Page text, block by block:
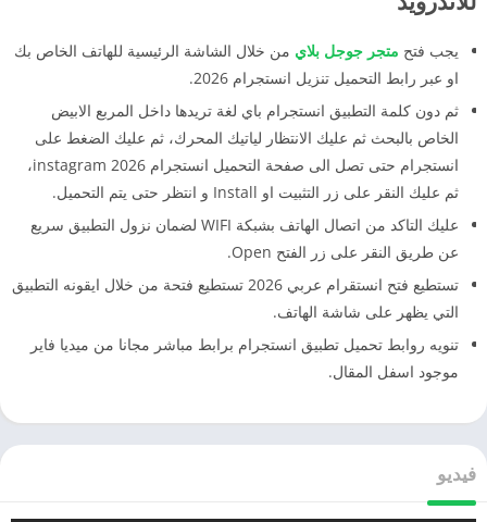
يجب فتح متجر جوجل بلاي من خلال الشاشة الرئيسية للهاتف الخاص بك
او عبر رابط التحميل تنزيل انستجرام 2026.
ثم دون كلمة التطبيق انستجرام باي لغة تريدها داخل المربع الابيض
الخاص بالبحث ثم عليك الانتظار لياتيك المحرك، ثم عليك الضغط على
انستجرام حتى تصل الى صفحة التحميل انستجرام instagram 2026،
ثم عليك النقر على زر التثبيت او Install و انتظر حتى يتم التحميل.
عليك التاكد من اتصال الهاتف بشبكة WIFI لضمان نزول التطبيق سريع
عن طريق النقر على زر الفتح Open.
تستطيع فتح انستقرام عربي 2026 تستطيع فتحة من خلال ايقونه التطبيق
التي يظهر على شاشة الهاتف.
تنويه روابط تحميل تطبيق انستجرام برابط مباشر مجانا من ميديا فاير
موجود اسفل المقال.
فيديو